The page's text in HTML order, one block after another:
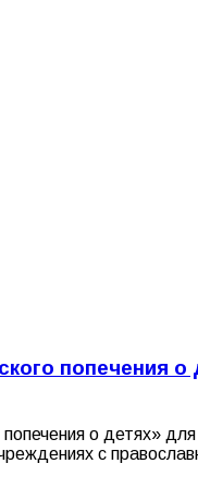
попечения о
о детях» для
с